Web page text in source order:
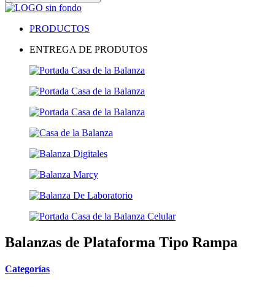
PRODUCTOS
ENTREGA DE PRODUTOS
Balanzas de Plataforma Tipo Rampa
Categorías